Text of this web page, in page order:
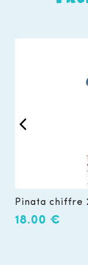
Pinata chiffre
18.00 €